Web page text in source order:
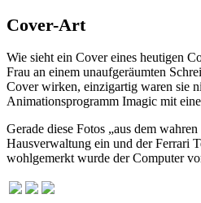
Cover-Art
Wie sieht ein Cover eines heutigen
Frau an einem unaufgeräumten
Cover wirken, einzigartig waren sie
Animationsprogramm Imagic mit
Gerade diese Fotos „aus dem
Hausverwaltung ein und der Ferrari
wohlgemerkt wurde der Computer